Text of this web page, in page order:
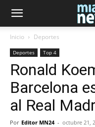
Inicio Deportes
Deportes Top 4
Ronald
Barcelona
al Real
Por Editor MN24 - octubre 21,